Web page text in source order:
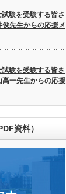
験を受験する皆さ
俊先生からの応援メ
験を受験する皆さ
高一先生からの応援
資料）